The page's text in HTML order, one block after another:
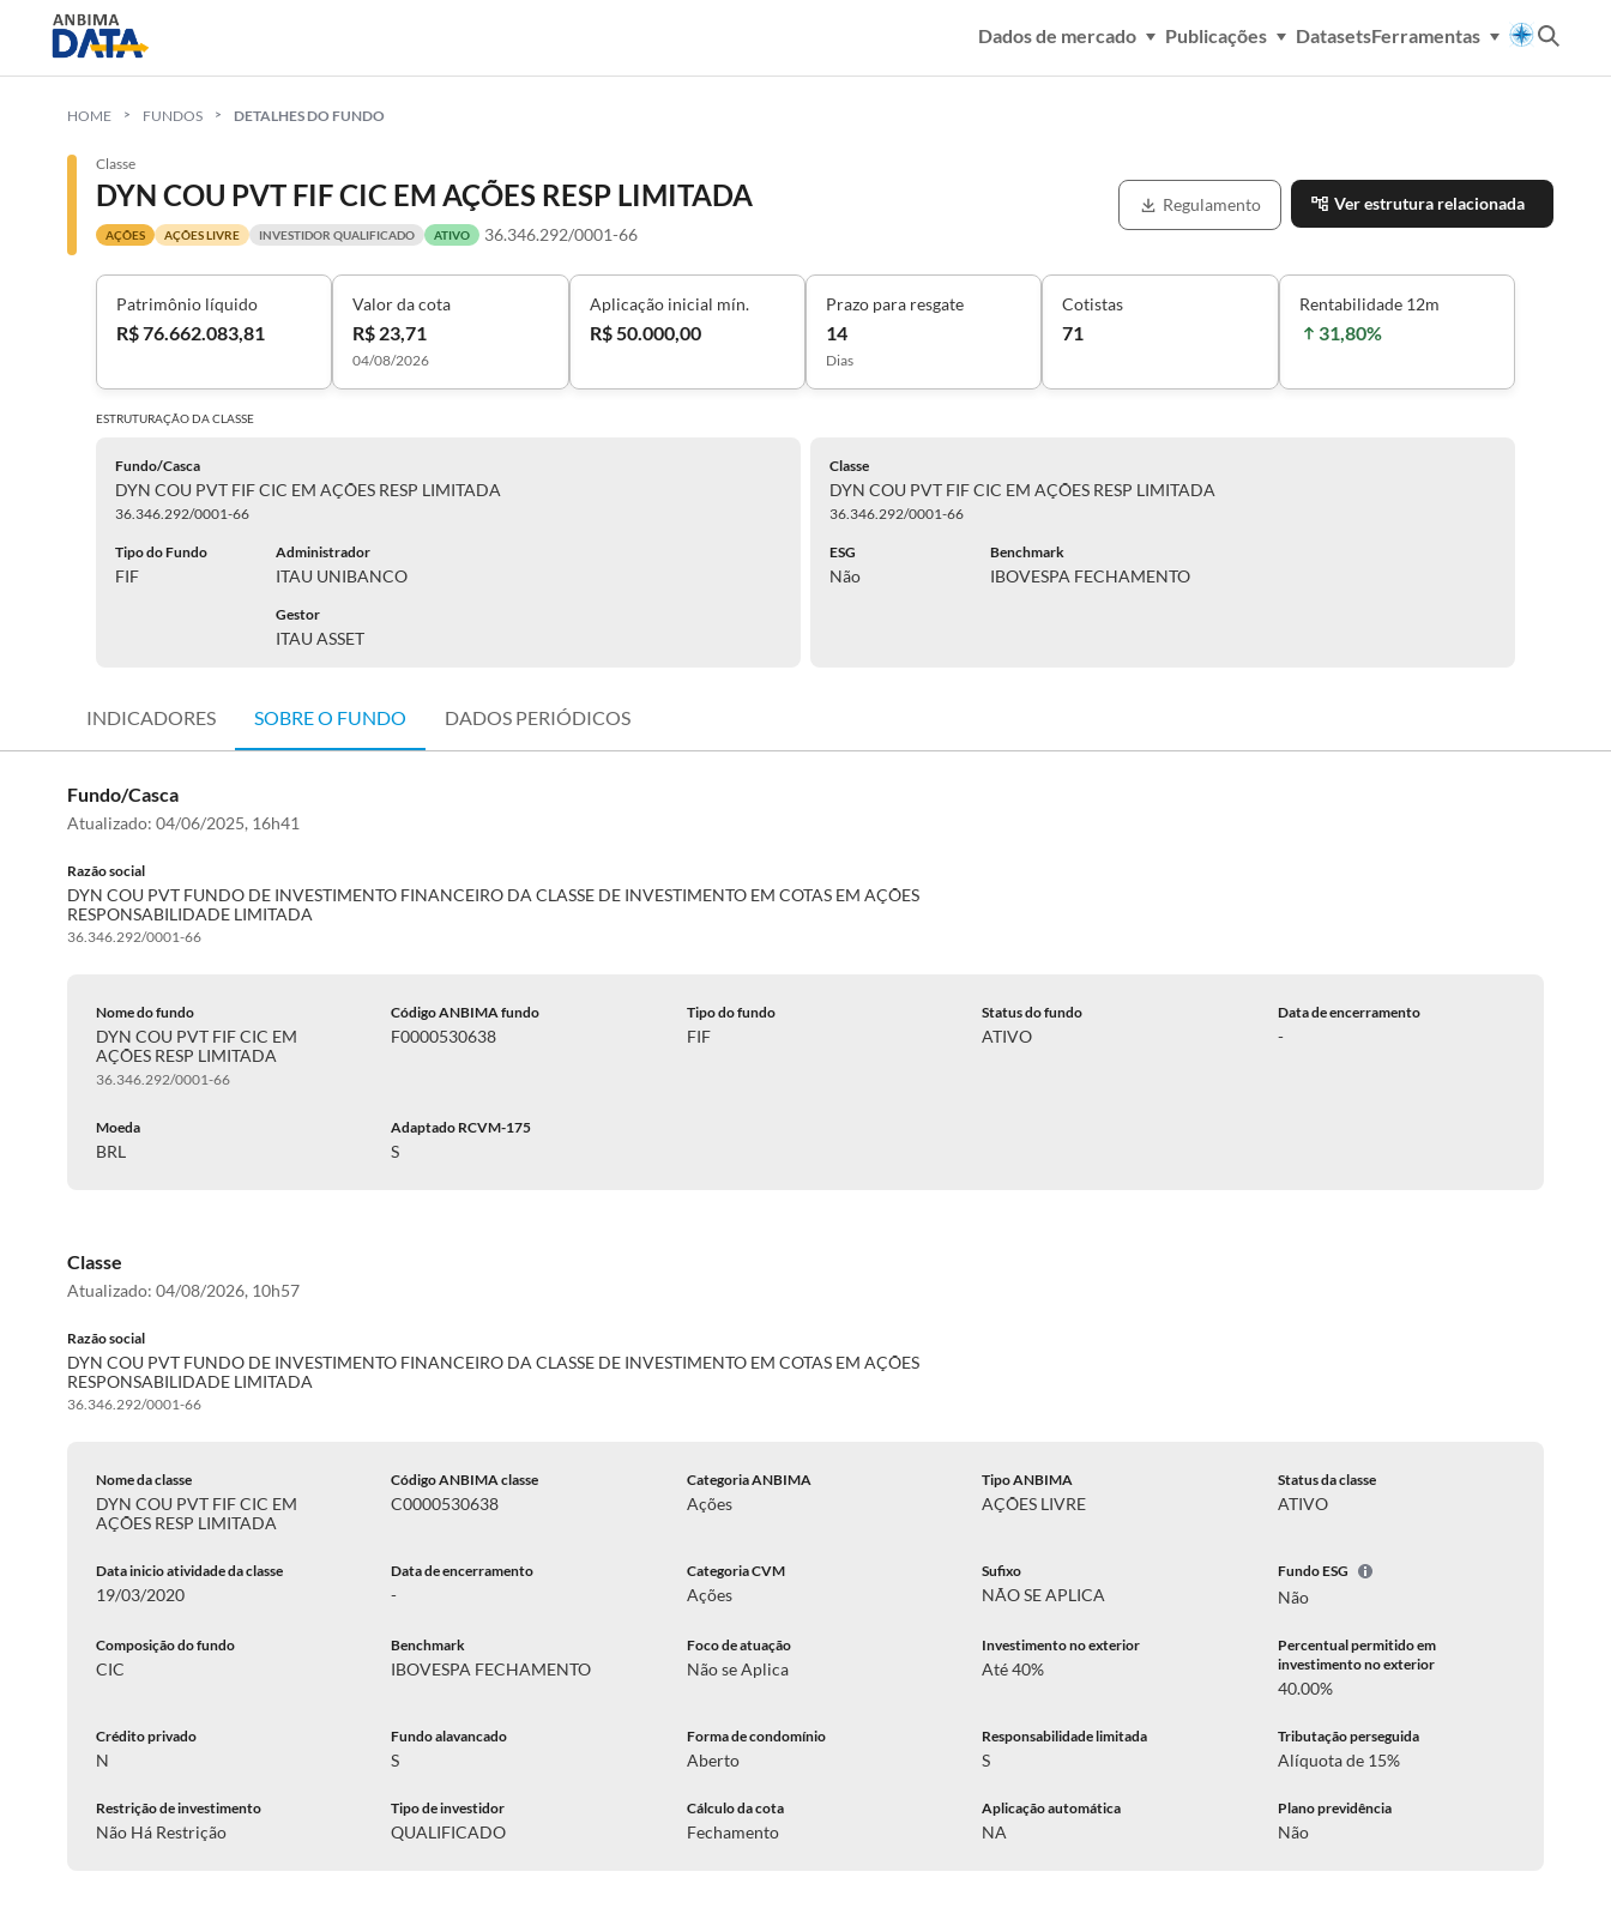
Dados de mercado Publicações DatasetsFerramentas
HOME FUNDOS DETALHES DO FUNDO
Classe
DYN COU PVT FIF CIC EM AÇÕES RESP LIMITADA
AÇÕES AÇÕES LIVRE INVESTIDOR QUALIFICADO ATIVO 36.346.292/0001-66
Regulamento Ver estrutura relacionada
Patrimônio líquido
R$ 76.662.083,81
Valor da cota
R$ 23,71
04/08/2026
Aplicação inicial mín.
R$ 50.000,00
Prazo para resgate
14
Dias
Cotistas
71
Rentabilidade 12m
31,80%
ESTRUTURAÇÃO DACLASSE
Fundo/Casca
DYN COU PVT FIF CIC EM AÇÕES RESP LIMITADA
36.346.292/0001-66
Tipo do Fundo
FIF
Administrador
ITAU UNIBANCO
Gestor
ITAU ASSET
Classe
DYN COU PVT FIF CIC EM AÇÕES RESP LIMITADA
36.346.292/0001-66
ESG
Não
Benchmark
IBOVESPA FECHAMENTO
INDICADORES SOBRE O FUNDO DADOS PERIÓDICOS
Fundo/Casca
Atualizado: 04/06/2025, 16h41
Razão social
DYN COU PVT FUNDO DE INVESTIMENTO FINANCEIRO DA CLASSE DE INVESTIMENTO EM COTAS EM AÇÕES
RESPONSABILIDADE LIMITADA
36.346.292/0001-66
Nome do fundo
DYN COU PVT FIF CIC EM
AÇÕES RESP LIMITADA
36.346.292/0001-66
Código ANBIMA fundo
F0000530638
Tipo do fundo
FIF
Status do fundo
ATIVO
Data de encerramento
-
Moeda
BRL
Adaptado RCVM-175
S
Classe
Atualizado: 04/08/2026, 10h57
Razão social
DYN COU PVT FUNDO DE INVESTIMENTO FINANCEIRO DA CLASSE DE INVESTIMENTO EM COTAS EM AÇÕES
RESPONSABILIDADE LIMITADA
36.346.292/0001-66
Nome da classe
DYN COU PVT FIF CIC EM
AÇÕES RESP LIMITADA
Código ANBIMA classe
C0000530638
Categoria ANBIMA
Ações
Tipo ANBIMA
AÇÕES LIVRE
Status da classe
ATIVO
Data inicio atividade da classe
19/03/2020
Data de encerramento
-
Categoria CVM
Ações
Sufixo
NÃO SE APLICA
Fundo ESG
Não
Composição do fundo
CIC
Benchmark
IBOVESPA FECHAMENTO
Foco de atuação
Não se Aplica
Investimento no exterior
Até 40%
Percentual permitido em
investimento no exterior
40.00%
Crédito privado
N
Fundo alavancado
S
Forma de condomínio
Aberto
Responsabilidade limitada
S
Tributação perseguida
Alíquota de 15%
Restrição de investimento
Não Há Restrição
Tipo de investidor
QUALIFICADO
Cálculo da cota
Fechamento
Aplicação automática
NA
Plano previdência
Não